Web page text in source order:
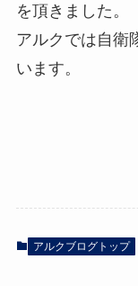
を頂きました。
アルクでは自衛
います。
アルクブログトップ